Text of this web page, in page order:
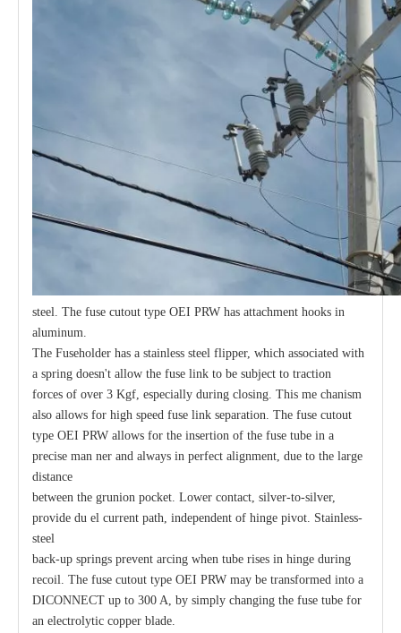
steel. The fuse cutout type OEI PRW has attachment hooks in
aluminum.
The Fuseholder has a stainless steel flipper, which associated with
a spring doesn't allow the fuse link to be subject to traction
forces of over 3 Kgf, especially during closing. This me chanism
also allows for high speed fuse link separation. The fuse cutout
type OEI PRW allows for the insertion of the fuse tube in a
precise man ner and always in perfect alignment, due to the large
distance
between the grunion pocket. Lower contact, silver-to-silver,
provide du el current path, independent of hinge pivot. Stainless-
steel
back-up springs prevent arcing when tube rises in hinge during
recoil. The fuse cutout type OEI PRW may be transformed into a
DICONNECT up to 300 A, by simply changing the fuse tube for
an electrolytic copper blade.